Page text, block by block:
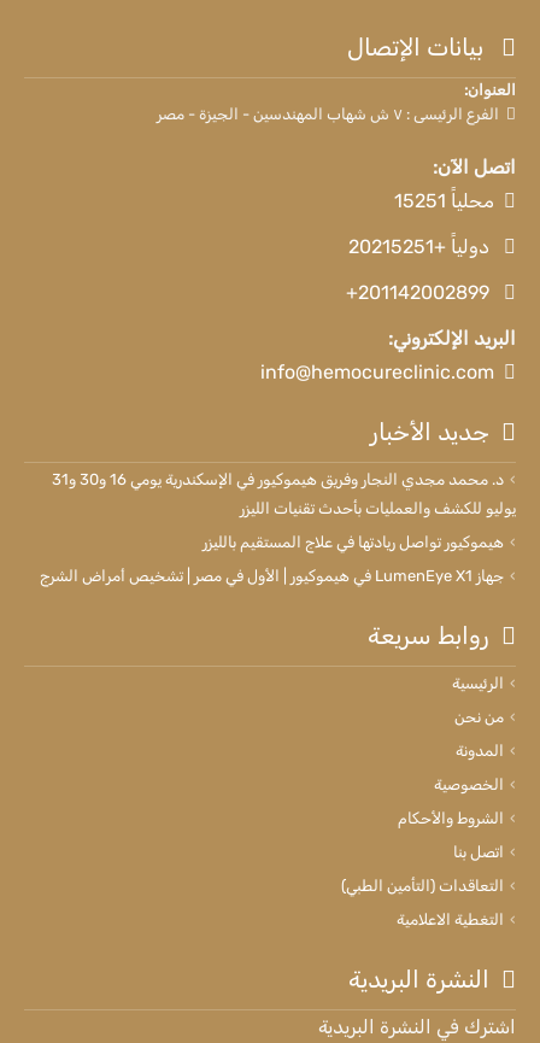
بيانات الإتصال
العنوان:
الفرع الرئيسى : ٧ ش شهاب المهندسين - الجيزة - مصر
اتصل الآن:
محلياً 15251
دولياً +20215251
+201142002899
البريد الإلكتروني:
info@hemocureclinic.com
جديد الأخبار
د. محمد مجدي النجار وفريق هيموكيور في الإسكندرية يومي 16 و30 و31
يوليو للكشف والعمليات بأحدث تقنيات الليزر
هيموكيور تواصل ريادتها في علاج المستقيم بالليزر
جهاز LumenEye X1 في هيموكيور | الأول في مصر | تشخيص أمراض الشرج
روابط سريعة
الرئيسية
من نحن
المدونة
الخصوصية
الشروط والأحكام
اتصل بنا
التعاقدات (التأمين الطبي)
التغطية الاعلامية
النشرة البريدية
اشترك في النشرة البريدية